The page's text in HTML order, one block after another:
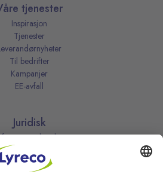
tjenester
Inspirasjon
Tjenester
Til bedrifter
Kampanjer
EE-avfall
Juridisk
Kjøpsbetingelser
Personvernerklæring